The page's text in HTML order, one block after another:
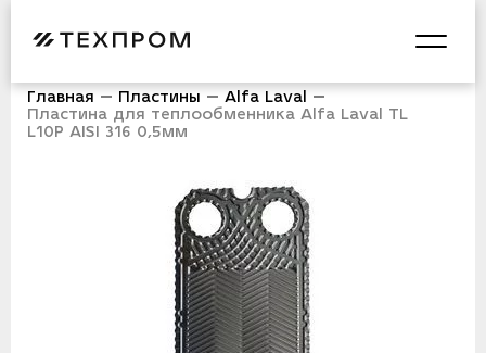
Главная Пластины
Alfa Laval
Пластина для теплообменника Alfa Laval TL
L10P AISI 316 0,5мм